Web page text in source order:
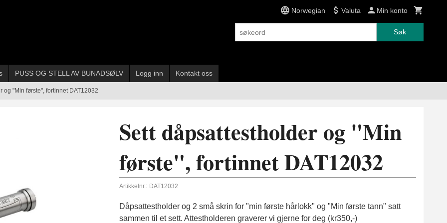
Norwegian Valuta Min konto
Søk
PUSS OG STELL AV BUNADSØLV Logg inn Kontakt oss
og "Min første", fortinnet DAT12032
Sett dåpsattestholder og "Min
første", fortinnet DAT12032
Artikkelnr.: DAT12032
Dåpsattestholder og 2 små skrin for "min første hårlokk" og "Min første tann" satt
sammen til et sett. Attestholderen graverer vi gjerne for deg (kr350,-)